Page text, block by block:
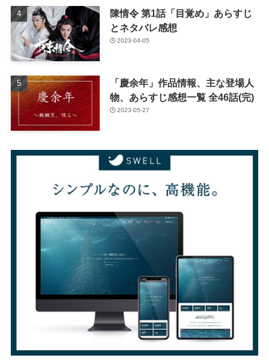
陳情令 第1話「目覚め」あらすじ
とネタバレ感想
2023-04-05
「慶余年」作品情報、主な登場人
物、あらすじ感想一覧 全46話(完)
2023-05-27